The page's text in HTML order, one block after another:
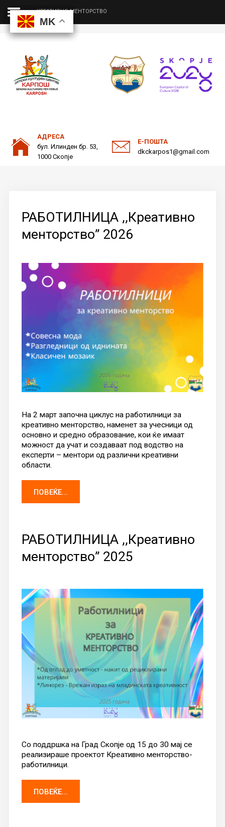
MK
MK
ДКЦ
ОДНОСИ СО ЈАВНОСТ
КРЕАТИВНО МЕНТОРСТВО
MK
MK
АДРЕСА
бул. Илинден бр. 53,
1000 Скопје
Е-ПОШТА
dkckarpos1@gmail.com
Пребарајте на нашата веб страна
РАБОТИЛНИЦА ,,Креативно
менторство” 2026
На 2 март започна циклус на работилници за
креативно менторство, наменет за учесници од
основно и средно образование, кои ќе имаат
можност да учат и создаваат под водство на
експерти – ментори од различни креативни
области.
ПОВЕЌЕ...
РАБОТИЛНИЦА ,,Креативно
менторство” 2025
Со поддршка на Град Скопје од 15 до 30 мај се
реализираше проектот Креативно менторство-
работилници.
ПОВЕЌЕ...